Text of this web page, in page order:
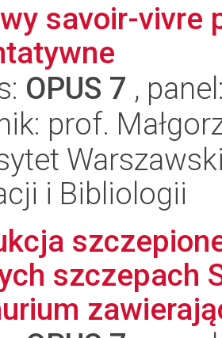
savoir-vivre
OPUS 7 ,
prof.
i Bibliologii
szczepach